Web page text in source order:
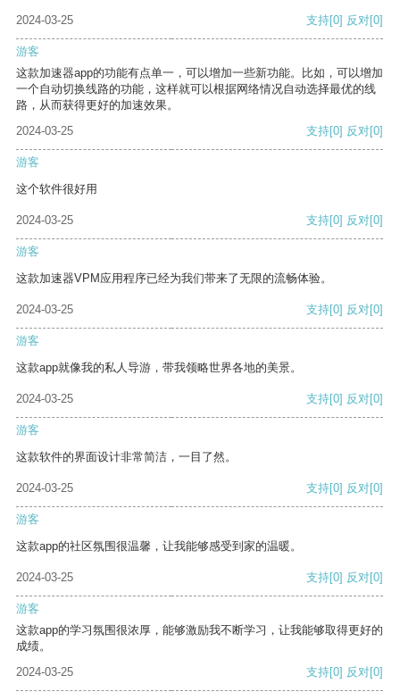
2024-03-25 支持[0] 反对[0]
游客
这款加速器app的功能有点单一，可以增加一些新功能。比如，可以增加
一个自动切换线路的功能，这样就可以根据网络情况自动选择最优的线
路，从而获得更好的加速效果。
2024-03-25
支持[0] 反对[0]
游客
这个软件很好用
2024-03-25 支持[0] 反对[0]
游客
这款加速器VPM应用程序已经为我们带来了无限的流畅体验。
2024-03-25 支持[0] 反对[0]
游客
这款app就像我的私人导游，带我领略世界各地的美景。
2024-03-25 支持[0] 反对[0]
游客
这款软件的界面设计非常简洁，一目了然。
2024-03-25 支持[0] 反对[0]
游客
这款app的社区氛围很温馨，让我能够感受到家的温暖。
2024-03-25 支持[0] 反对[0]
游客
这款app的学习氛围很浓厚，能够激励我不断学习，让我能够取得更好的
成绩。
2024-03-25
支持[0] 反对[0]